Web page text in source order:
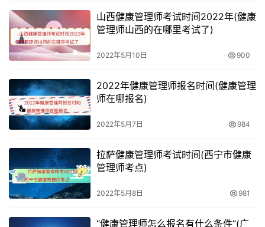
息合格的，进入审核环节；申请不合格的，短信告知。
市人力社保局通过审批系统对申请人执业资格证书或职业技
能等级证书、缴纳失业保险信息、申请职工信息及提交内
市人力社保局对申请人信息进行复审；审核通过的对补贴信
息进行公示；公示无异议的，次月将补贴资金直接拨付至申
请职工个人银行账户中；
审核通过的，短信通知，并按照规定流程拨付资金；审核不
通过的，短信告知。
山西健康管理师考试时间2022年(健康
管理师山西的在哪里考试了)
2022年5月10日 900
2022年健康管理师报名时间(健康管理
师在哪报名)
2022年5月7日 984
拉萨健康管理师考试时间(西宁市健康
管理师考点)
2022年5月8日 981
“健康管理师怎么报名有什么条件”(广